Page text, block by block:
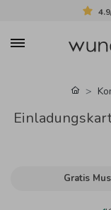
Gratis